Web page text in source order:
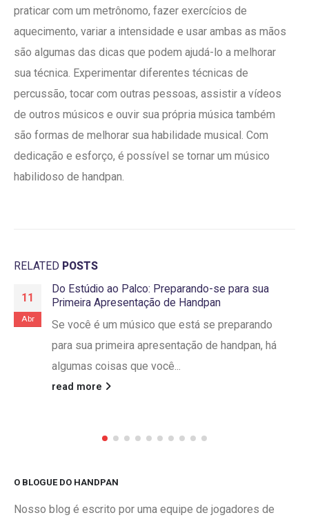
praticar com um metrônomo, fazer exercícios de
aquecimento, variar a intensidade e usar ambas as mãos
são algumas das dicas que podem ajudá-lo a melhorar
sua técnica. Experimentar diferentes técnicas de
percussão, tocar com outras pessoas, assistir a vídeos
de outros músicos e ouvir sua própria música também
são formas de melhorar sua habilidade musical. Com
dedicação e esforço, é possível se tornar um músico
habilidoso de handpan.
RELATED POSTS
11
Abr
Do Estúdio ao Palco: Preparando-se para sua
Primeira Apresentação de Handpan
Se você é um músico que está se preparando
para sua primeira apresentação de handpan, há
algumas coisas que você...
read more
O BLOGUE DO HANDPAN
Nosso blog é escrito por uma equipe de jogadores de